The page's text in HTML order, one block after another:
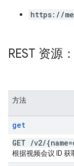
https://
REST 资源：
方法
get
GET /v2/
根据视频会议 ID 获